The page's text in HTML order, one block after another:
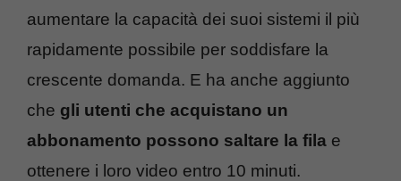
aumentare la capacità dei suoi sistemi il più
rapidamente possibile per soddisfare la
crescente domanda. E ha anche aggiunto
che gli utenti che acquistano un
abbonamento possono saltare la fila e
ottenere i loro video entro 10 minuti.